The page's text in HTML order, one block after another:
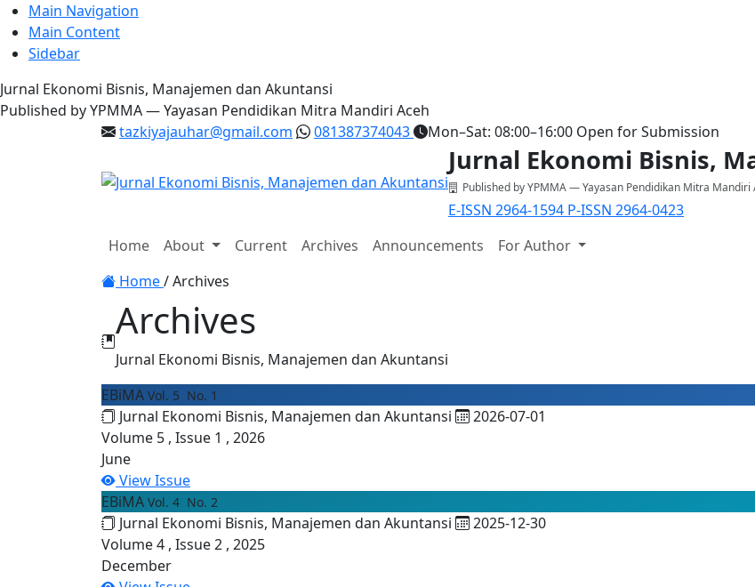
Main Navigation
Main Content
Sidebar
Jurnal Ekonomi Bisnis, Manajemen dan Akuntansi
Published by YPMMA — Yayasan Pendidikan Mitra Mandiri Aceh
tazkiyajauhar@gmail.com
081387374043 Mon–Sat: 08:00–16:00 Open for Submission
Jurnal Ekonomi Bisnis,
Published by YPMMA — Yayasan Pendidikan Mitra Mandiri
E-ISSN 2964-1594 P-ISSN 2964-0423
Toggle navigation
Home About Current Archives Announcements
For Author
Home/Archives
Archives
Jurnal Ekonomi Bisnis, Manajemen dan Akuntansi
EBiMA Vol. 5 No. 1
Jurnal Ekonomi Bisnis, Manajemen dan Akuntansi
2026-07-01
Volume 5 , Issue 1 , 2026
June
View Issue
EBiMA Vol. 4 No. 2
Jurnal Ekonomi Bisnis, Manajemen dan Akuntansi
2025-12-30
Volume 4 , Issue 2 , 2025
December